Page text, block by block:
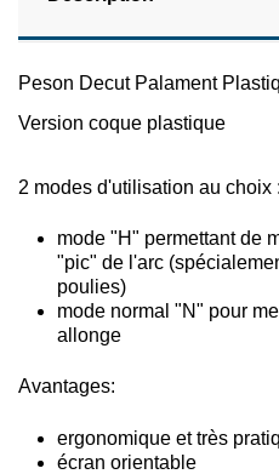
Peson Decut Palament
Version coque plastique
2 modes d'utilisation au choix :
mode "H" permettant de
"pic" de l'arc
poulies)
mode normal "N" pour
allonge
Avantages:
ergonomique et très
écran orientable